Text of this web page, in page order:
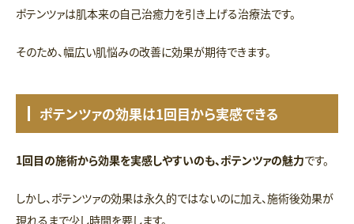
ポテンツァは肌本来の自己治癒力を引き上げる治療法です。
そのため、幅広い肌悩みの改善に効果が期待できます。
ポテンツァの効果は1回目から実感できる
1回目の施術から効果を実感しやすいのも、ポテンツァの魅力です。
しかし、ポテンツァの効果は永久的ではないのに加え、施術後効果が
現れるまで少し時間を要します。